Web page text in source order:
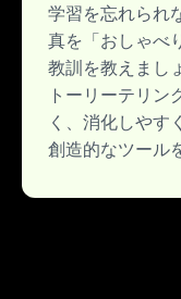
学習を忘れられ
真を「おしゃべ
教訓を教えまし
トーリーテリン
く、消化しやす
創造的なツール